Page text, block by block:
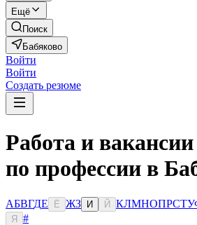
Ещё
Поиск
Бабяково
Войти
Войти
Создать резюме
Работа и вакансии
по профессии в
АБВГДЕ Ё ЖЗ И Й КЛМНОПРСТУ
Я
#